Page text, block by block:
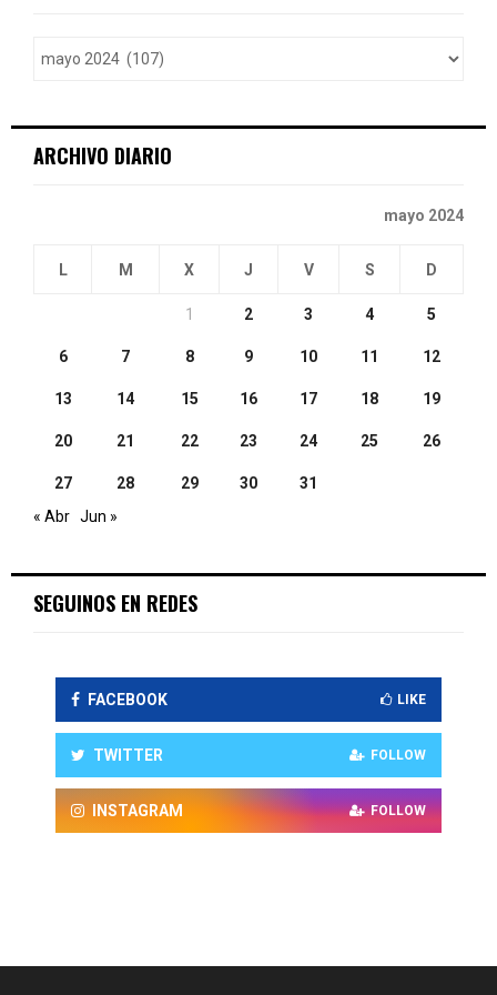
ARCHIVO DIARIO
mayo 2024
L M X J V S D
1 2 3 4 5
6 7 8 9 10 11 12
13 14 15 16 17 18 19
20 21 22 23 24 25 26
27 28 29 30
31
« Abr Jun »
SEGUINOS EN REDES
FACEBOOK LIKE
TWITTER FOLLOW
INSTAGRAM FOLLOW